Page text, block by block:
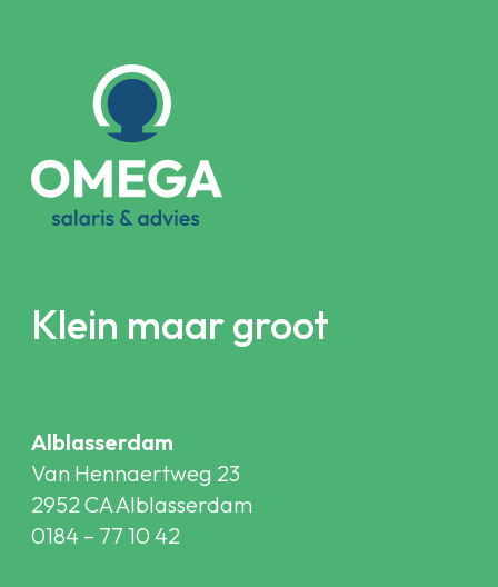
Klein maar groot
Alblasserdam
Van Hennaertweg 23
2952 CA Alblasserdam
0184 – 77 10 42